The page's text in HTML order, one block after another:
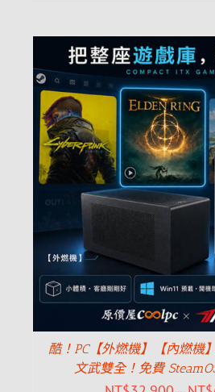
酷！PC【外燃機】【內燃機
文武雙全！免費